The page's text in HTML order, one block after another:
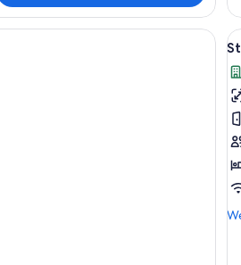
Hochwertige Bettwaren, Zimmersafe,